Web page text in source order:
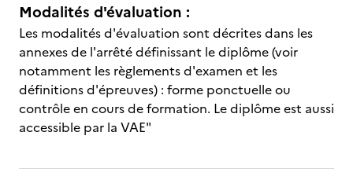
Modalités d'évaluation :
Les modalités d'évaluation sont décrites dans les
annexes de l'arrêté définissant le diplôme (voir
notamment les règlements d'examen et les
définitions d'épreuves) : forme ponctuelle ou
contrôle en cours de formation. Le diplôme est aussi
accessible par la VAE"